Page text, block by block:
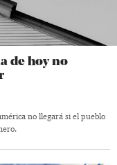
de hoy no
no llegará si el pueblo